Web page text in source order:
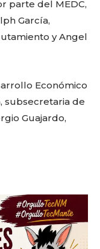
parte del MEDC,
García,
y Angel
Económico
subsecretaria de
Guajardo,